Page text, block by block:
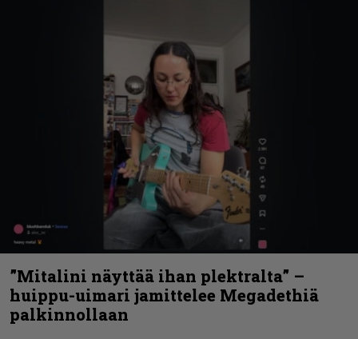
”Mitalini näyttää ihan plektralta” –
huippu-uimari jamittelee Megadethiä
palkinnollaan